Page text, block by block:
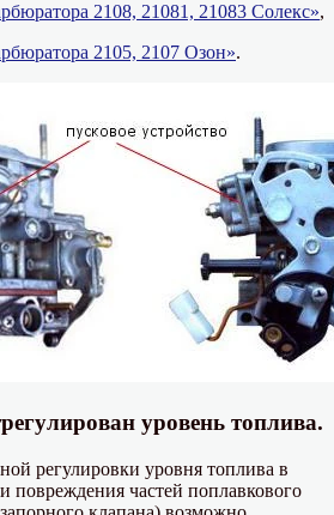
2108, 21081, 21083 Солекс»,
2105, 2107 Озон».
уровень топлива.
регулировки уровня топлива в
повреждения частей поплавкового